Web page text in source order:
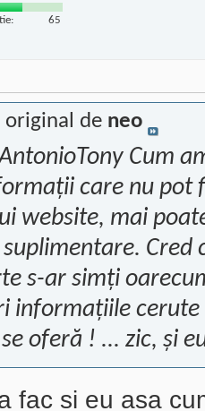
65
original de neo
Cum
care nu pot
website, mai
Cred
s-ar simți
informațiile cerute
oferă ! ... zic, și
fac si eu asa